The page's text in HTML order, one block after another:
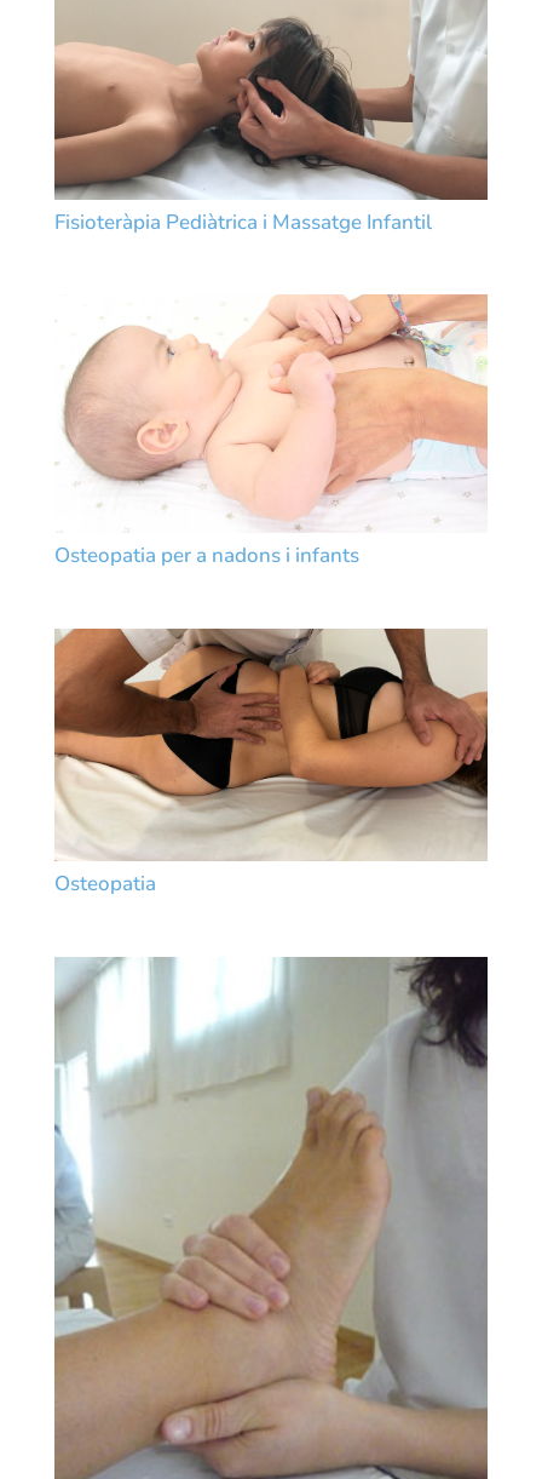
Fisioteràpia Pediàtrica i Massatge Infantil
Osteopatia per a nadons i infants
Osteopatia